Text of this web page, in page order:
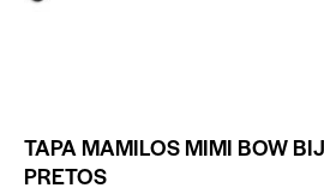
TAPA MAMILOS MIMI BOW
PRETOS